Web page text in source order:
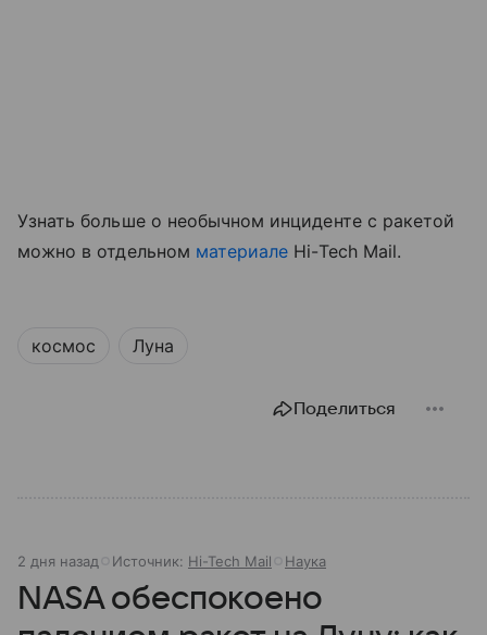
Узнать больше о необычном инциденте с ракетой
можно в отдельном материале Hi-Tech Mail.
космос Луна
Поделиться
2 дня назад Источник: Hi-Tech Mail Наука
NASA обеспокоено